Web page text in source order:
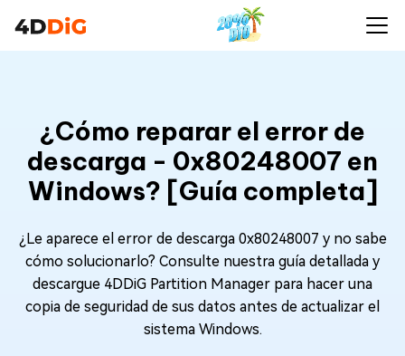
¿Cómo reparar el error de
descarga - 0x80248007 en
Windows? [Guía completa]
¿Le aparece el error de descarga 0x80248007 y no sabe
cómo solucionarlo? Consulte nuestra guía detallada y
descargue 4DDiG Partition Manager para hacer una
copia de seguridad de sus datos antes de actualizar el
sistema Windows.